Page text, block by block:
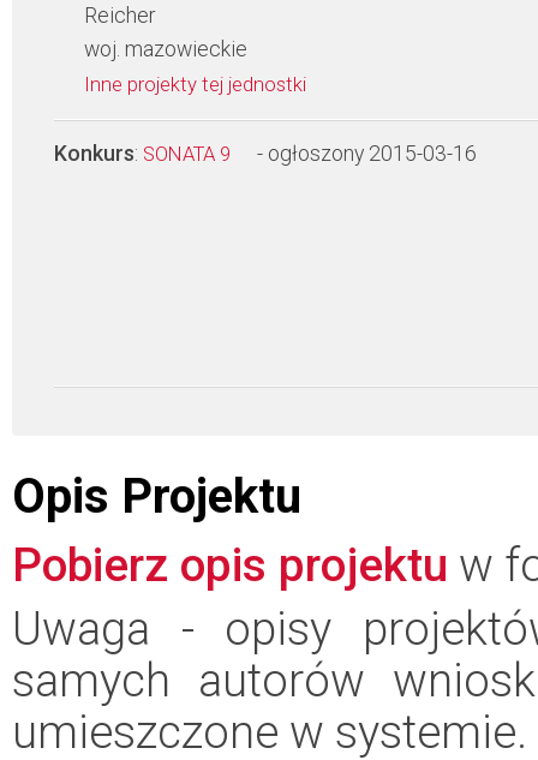
Reicher
woj. mazowieckie
Inne projekty tej jednostki
Konkurs: SONATA 9 - ogłoszony 2015-03-16
Opis Projektu
Pobierz opis projektu w
Uwaga - opisy
samych autorów
umieszczone w systemie.